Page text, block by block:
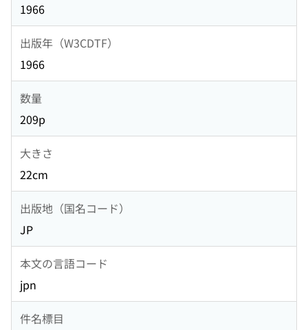
1966
出版年（W3CDTF）
1966
数量
209p
大きさ
22cm
出版地（国名コード）
JP
本文の言語コード
jpn
件名標目